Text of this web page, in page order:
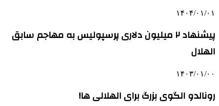
۱۴۰۴/۰۱/۰۱
پیشنهاد ۲ میلیون دلاری پرسپولیس به مهاجم سابق
الهلال
۱۴۰۳/۰۱/۰۰
رونالدو الگوی بزرگ برای الهلالی ها!